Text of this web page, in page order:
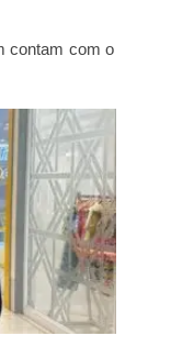
contam com o